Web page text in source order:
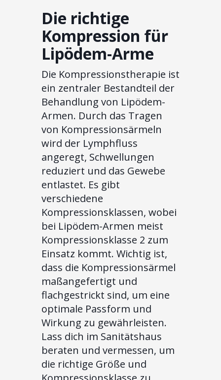
Die richtige
Kompression für
Lipödem-Arme
Die Kompressionstherapie ist
ein zentraler Bestandteil der
Behandlung von Lipödem-
Armen. Durch das Tragen
von Kompressionsärmeln
wird der Lymphfluss
angeregt, Schwellungen
reduziert und das Gewebe
entlastet. Es gibt
verschiedene
Kompressionsklassen, wobei
bei Lipödem-Armen meist
Kompressionsklasse 2 zum
Einsatz kommt. Wichtig ist,
dass die Kompressionsärmel
maßangefertigt und
flachgestrickt sind, um eine
optimale Passform und
Wirkung zu gewährleisten.
Lass dich im Sanitätshaus
beraten und vermessen, um
die richtige Größe und